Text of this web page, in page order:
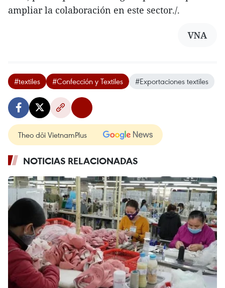
ampliar la colaboración en este sector./.
VNA
#textiles #Confección y Textiles #Exportaciones textiles
Theo dõi VietnamPlus
NOTICIAS RELACIONADAS